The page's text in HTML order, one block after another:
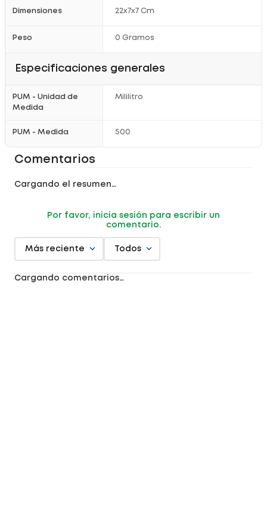
Dimensiones 22x7x7 Cm
Peso 0 Gramos
Especificaciones generales
PUM - Unidad de
Medida
Mililitro
PUM - Medida 500
Comentarios
Cargando el resumen…
Por favor, inicia sesión para escribir un
comentario.
Más reciente Todos
Cargando comentarios…